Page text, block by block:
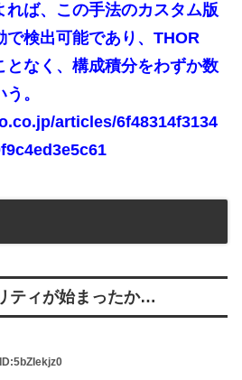
れば、この手法のカスタム版
で検出可能であり、THOR
となく、構成積分をわずか数
。
articles/6f48314f3134
ティが始まったか…
ID:5bZIekjz0